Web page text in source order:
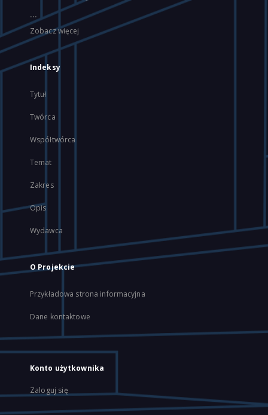
...
Zobacz więcej
Indeksy
Tytuł
Twórca
Współtwórca
Temat
Zakres
Opis
Wydawca
O Projekcie
Przykładowa strona informacyjna
Dane kontaktowe
Konto użytkownika
Zaloguj się